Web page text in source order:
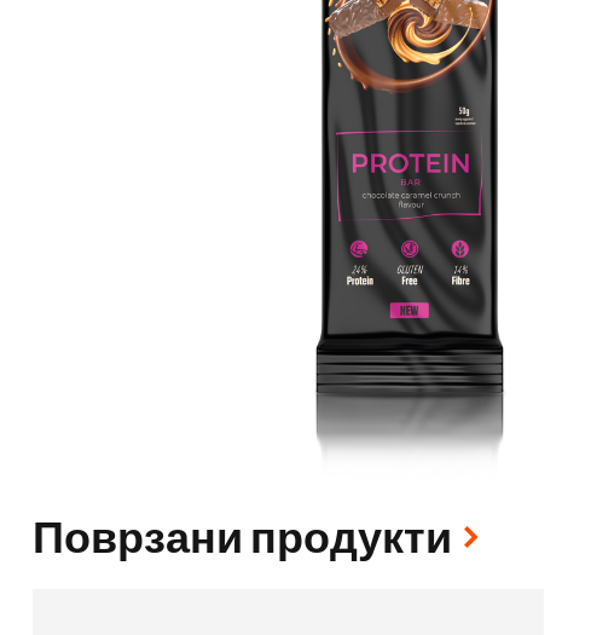
Поврзани продукти